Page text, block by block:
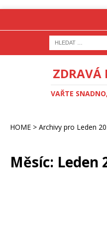
ZDRAVÁ
VAŘTE
HOME > Archivy pro Leden
Měsíc: Leden